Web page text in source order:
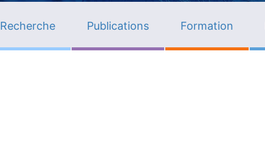
Recherche Publications Formation